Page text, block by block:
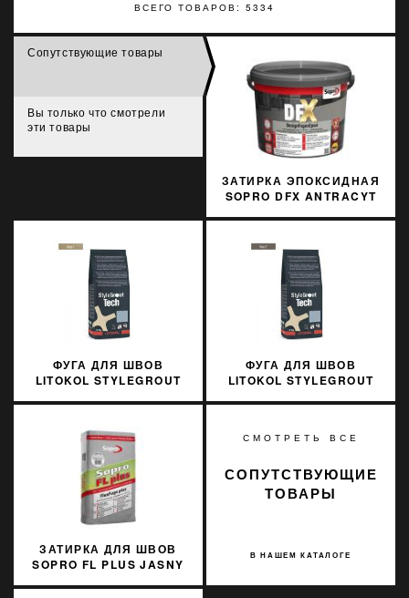
ВСЕГО ТОВАРОВ: 5334
Сопутствующие товары
Вы только что смотрели
эти товары
ЗАТИРКА ЭПОКСИДНАЯ
SOPRO DFX ANTRACYT
ФУГА ДЛЯ ШВОВ
LITOKOL STYLEGROUT
ФУГА ДЛЯ ШВОВ
LITOKOL STYLEGROUT
ЗАТИРКА ДЛЯ ШВОВ
SOPRO FL PLUS JASNY
СМОТРЕТЬ ВСЕ
В НАШЕМ КАТАЛОГЕ
СОПУТСТВУЮЩИЕ
ТОВАРЫ